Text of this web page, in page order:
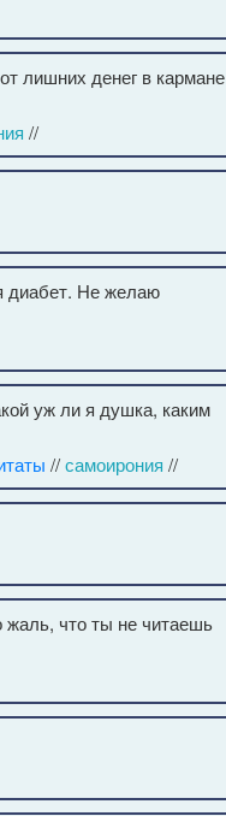
лишних денег в кармане
//
диабет. Не желаю
уж ли я душка, каким
//самоирония //
жаль, что ты не читаешь